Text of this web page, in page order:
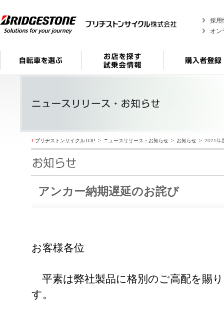
採用
オン
ブリヂストンサイクルTOP ニュースリリース・お知らせ お知らせ 2021年
アンカー納期遅延のお詫び
お客様各位
平素は弊社製品に格別のご高配を賜
す。